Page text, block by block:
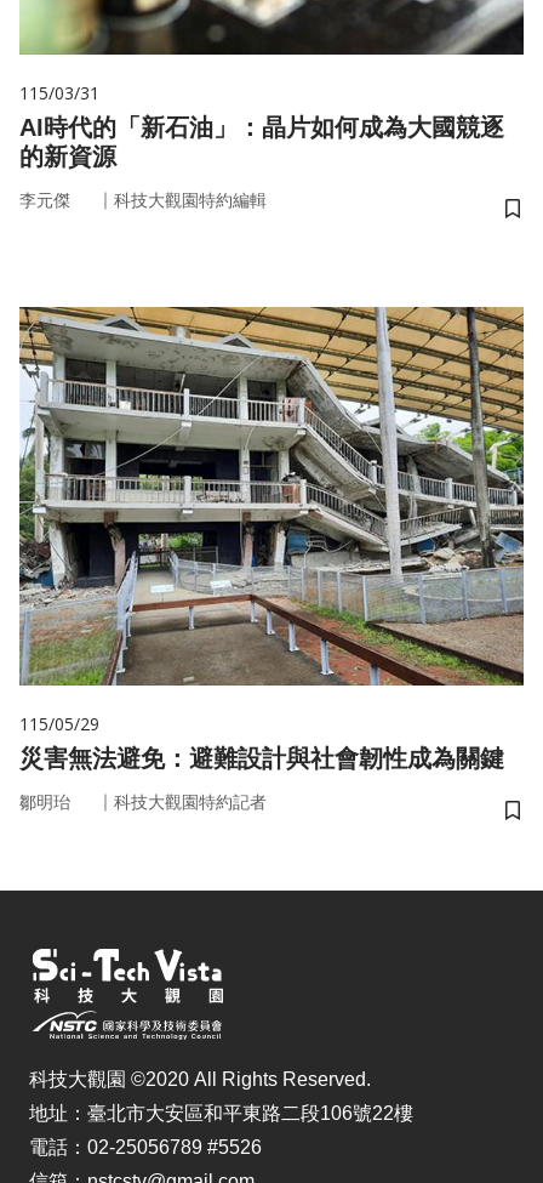
115/03/31
AI時代的「新石油」：晶片如何成為大國競逐
的新資源
李元傑 ｜ 科技大觀園特約編輯
儲
115/05/29
災害無法避免：避難設計與社會韌性成為關鍵
鄒明珆 ｜ 科技大觀園特約記者
儲
科技大觀園 ©2020 All Rights Reserved.
地址：臺北市大安區和平東路二段106號22樓
電話：02-25056789 #5526